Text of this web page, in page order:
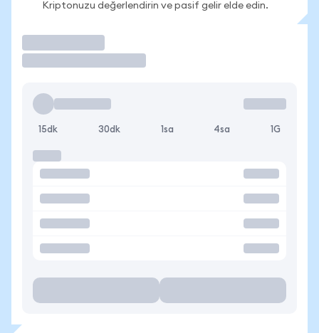
Kriptonuzu değerlendirin ve pasif gelir elde edin.
15dk 30dk 1sa 4sa 1G